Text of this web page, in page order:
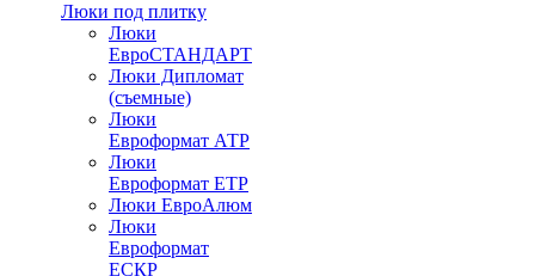
Люки под плитку
Люки
ЕвроСТАНДАРТ
Люки Дипломат
(съемные)
Люки
Евроформат АТР
Люки
Евроформат ЕТР
Люки ЕвроАлюм
Люки
Евроформат
ЕСКР